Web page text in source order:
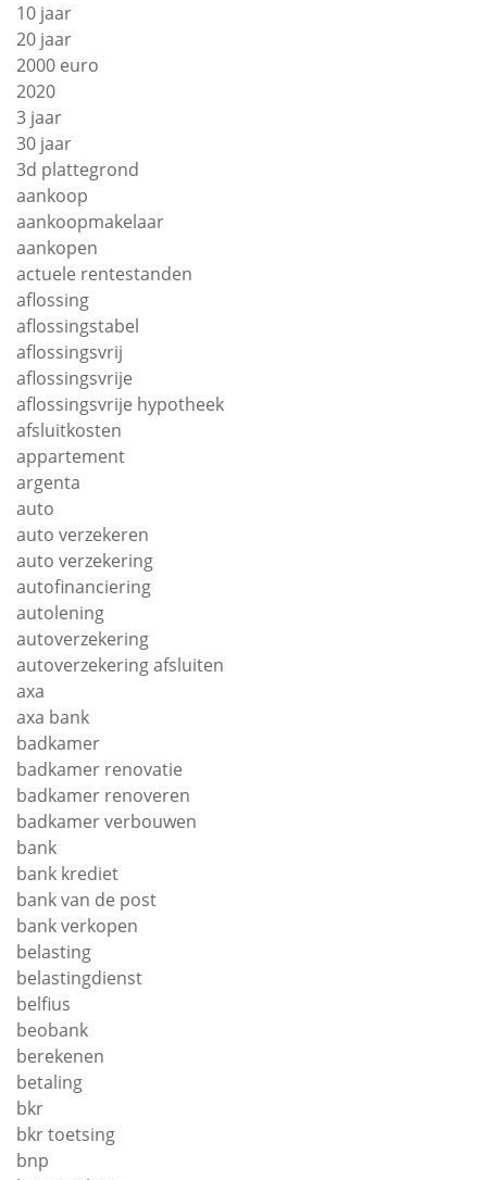
10 jaar
20 jaar
2000 euro
2020
3 jaar
30 jaar
3d plattegrond
aankoop
aankoopmakelaar
aankopen
actuele rentestanden
aflossing
aflossingstabel
aflossingsvrij
aflossingsvrije
aflossingsvrije hypotheek
afsluitkosten
appartement
argenta
auto
auto verzekeren
auto verzekering
autofinanciering
autolening
autoverzekering
autoverzekering afsluiten
axa
axa bank
badkamer
badkamer renovatie
badkamer renoveren
badkamer verbouwen
bank
bank krediet
bank van de post
bank verkopen
belasting
belastingdienst
belfius
beobank
berekenen
betaling
bkr
bkr toetsing
bnp